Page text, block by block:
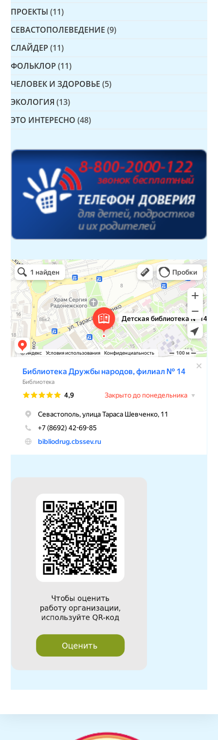
ПРОЕКТЫ (11)
СЕВАСТОПОЛЕВЕДЕНИЕ (9)
СЛАЙДЕР (11)
ФОЛЬКЛОР (11)
ЧЕЛОВЕК И ЗДОРОВЬЕ (5)
ЭКОЛОГИЯ (13)
ЭТО ИНТЕРЕСНО (48)
Детская библиотека № 14 Дружбы народов
Библиотека в Севастополе